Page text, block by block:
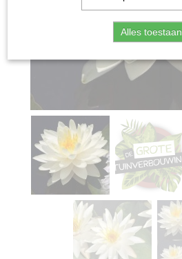
Alles toestaan